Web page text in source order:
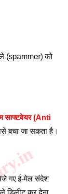
(spammer) को
साफ्टवेयर (Anti
बचा जा सकता है।
गए ई-मेल संदेश
डिलीट कर देना